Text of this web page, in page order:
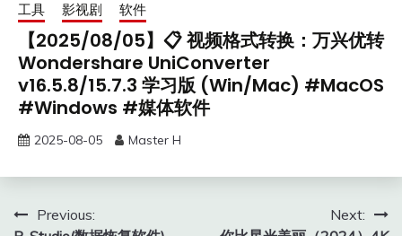
工具 影视剧 软件
【2025/08/05】📋 视频格式转换：万兴优转
Wondershare UniConverter
v16.5.8/15.7.3 学习版 (Win/Mac) #MacOS
#Windows #媒体软件
2025-08-05 Master H
PostPrevious:
Next: